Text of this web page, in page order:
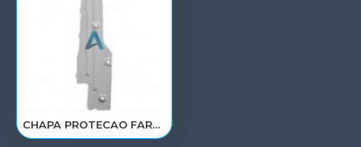
CHAPA PROTECAO FAROL VOLVO FH D12D 2004 A 2009< LD 20507021/20453931